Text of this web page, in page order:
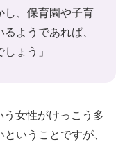
し、保育園や子育
ようであれば、
ょう」
女性がけっこう多
いうことですが、